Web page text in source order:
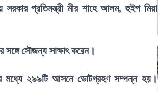
প্রতিমন্ত্রী মীর শাহে আলম, হুইপ মিয়া
সৌজন্য সাক্ষাৎ করেন।
মধ্যে ২৯৯টি আসনে ভোটগ্রহণ সম্পন্ন হয়।